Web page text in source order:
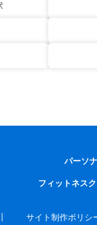
パーソ
フィットネス
サイト制作ポリシ